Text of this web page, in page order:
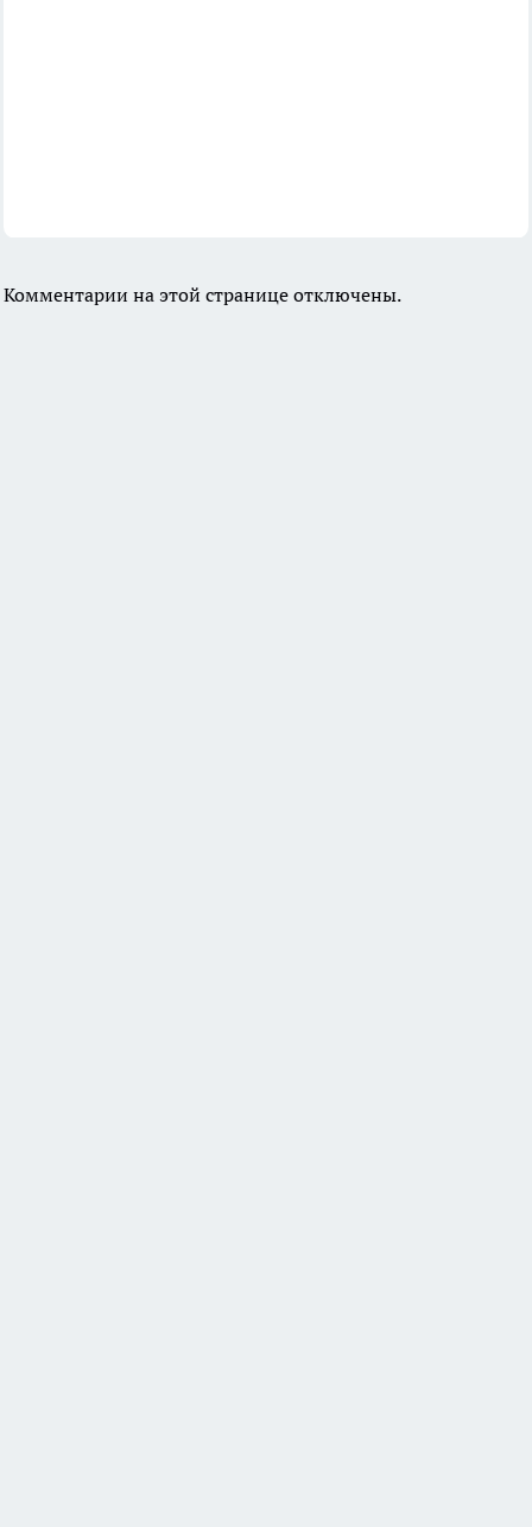
Комментарии на этой странице отключены.